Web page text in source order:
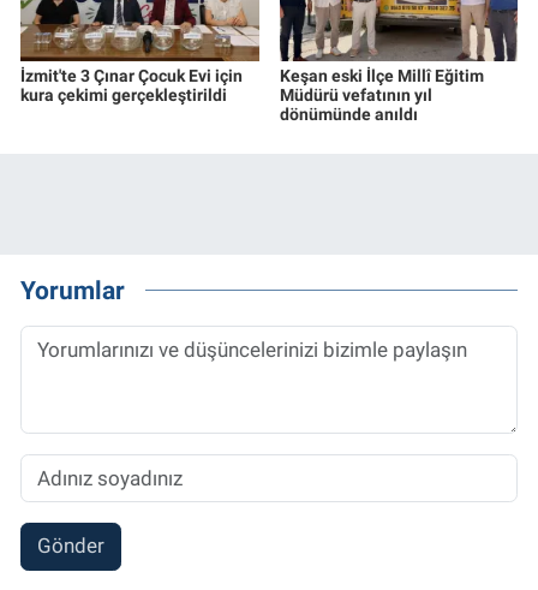
İzmit'te 3 Çınar Çocuk Evi için
kura çekimi gerçekleştirildi
Keşan eski İlçe Millî Eğitim
Müdürü vefatının yıl
dönümünde anıldı
Yorumlar
Gönder